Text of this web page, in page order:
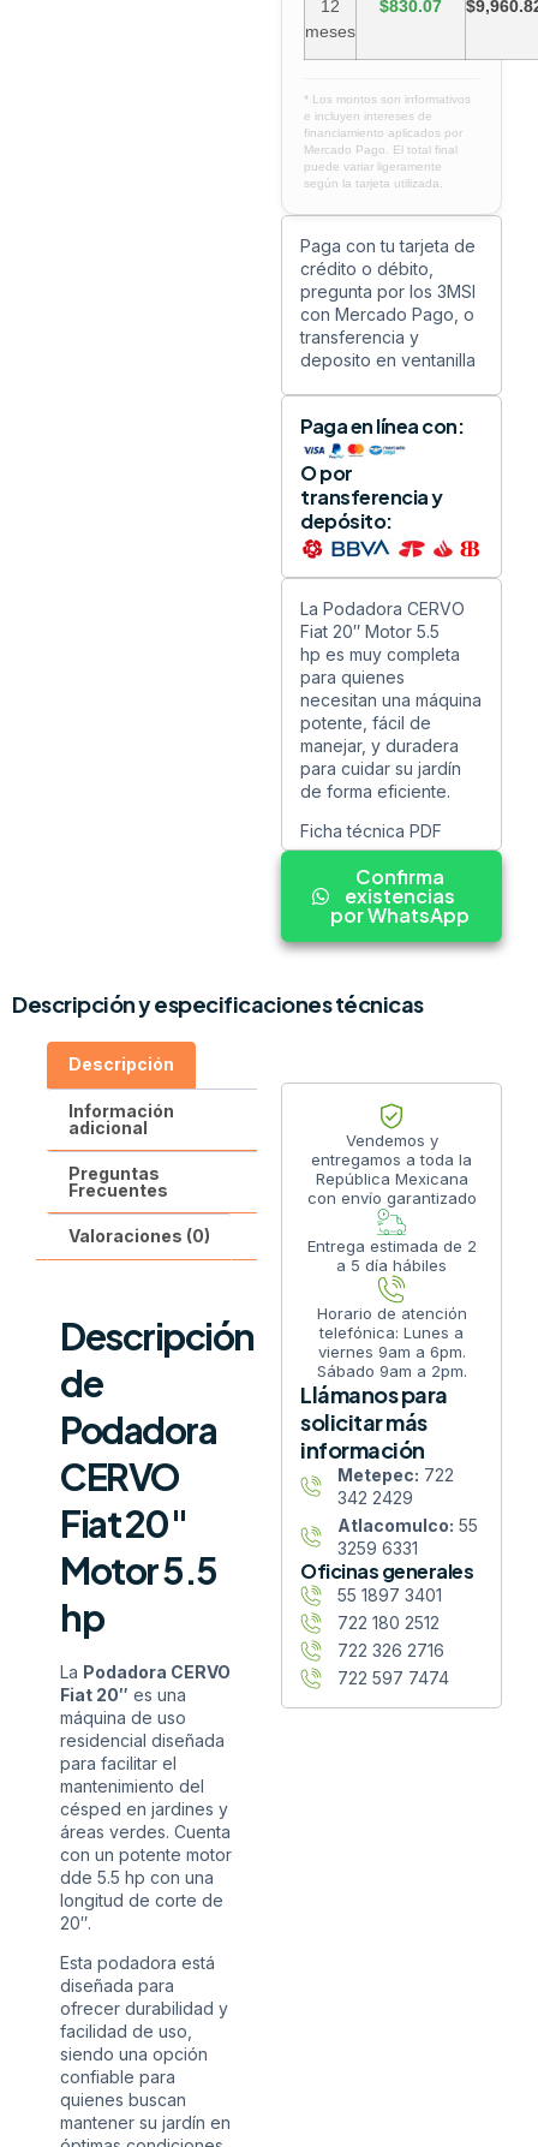
12
meses
$830.07
* Los montos son informativos
e incluyen intereses de
financiamiento aplicados por
Mercado Pago. El total final
puede variar ligeramente
según la tarjeta utilizada.
Paga con tu tarjeta de
crédito o débito,
pregunta por los 3MSI
con Mercado Pago, o
transferencia y
deposito en ventanilla
Paga en línea con:
O por
transferencia y
depósito:
La Podadora CERVO
Fiat 20″ Motor 5.5
hp es muy completa
para quienes
necesitan una máquina
potente, fácil de
manejar, y duradera
para cuidar su jardín
de forma eficiente.
Ficha técnica PDF
Confirma
existencias
por WhatsApp
Descripción y especificaciones técnicas
Descripción
Información
adicional
Preguntas
Frecuentes
Valoraciones (0)
Descripción
de
Podadora
CERVO
Fiat 20″
Motor 5.5
hp
La Podadora CERVO
Fiat 20″ es una
máquina de uso
residencial diseñada
para facilitar el
mantenimiento del
césped en jardines y
áreas verdes. Cuenta
con un potente motor
dde 5.5 hp con una
longitud de corte de
20″.
Esta podadora está
diseñada para
ofrecer durabilidad y
facilidad de uso,
siendo una opción
confiable para
quienes buscan
mantener su jardín en
Vendemos y
entregamos a toda la
República Mexicana
con envío garantizado
Entrega estimada de 2
a 5 día hábiles
Horario de atención
telefónica: Lunes a
viernes 9am a 6pm.
Sábado 9am a 2pm.
Llámanos para
solicitar más
información
Metepec: 722
342 2429
Atlacomulco: 55
3259 6331
Oficinas generales
55 1897 3401
722 180 2512
722 326 2716
722 597 7474